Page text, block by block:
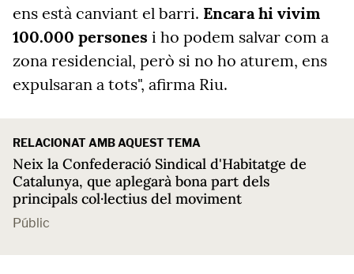
ens està canviant el barri. Encara hi vivim
100.000 persones i ho podem salvar com a
zona residencial, però si no ho aturem, ens
expulsaran a tots", afirma Riu.
RELACIONAT AMB AQUEST TEMA
Neix la Confederació Sindical d'Habitatge de
Catalunya, que aplegarà bona part dels
principals col·lectius del moviment
Públic